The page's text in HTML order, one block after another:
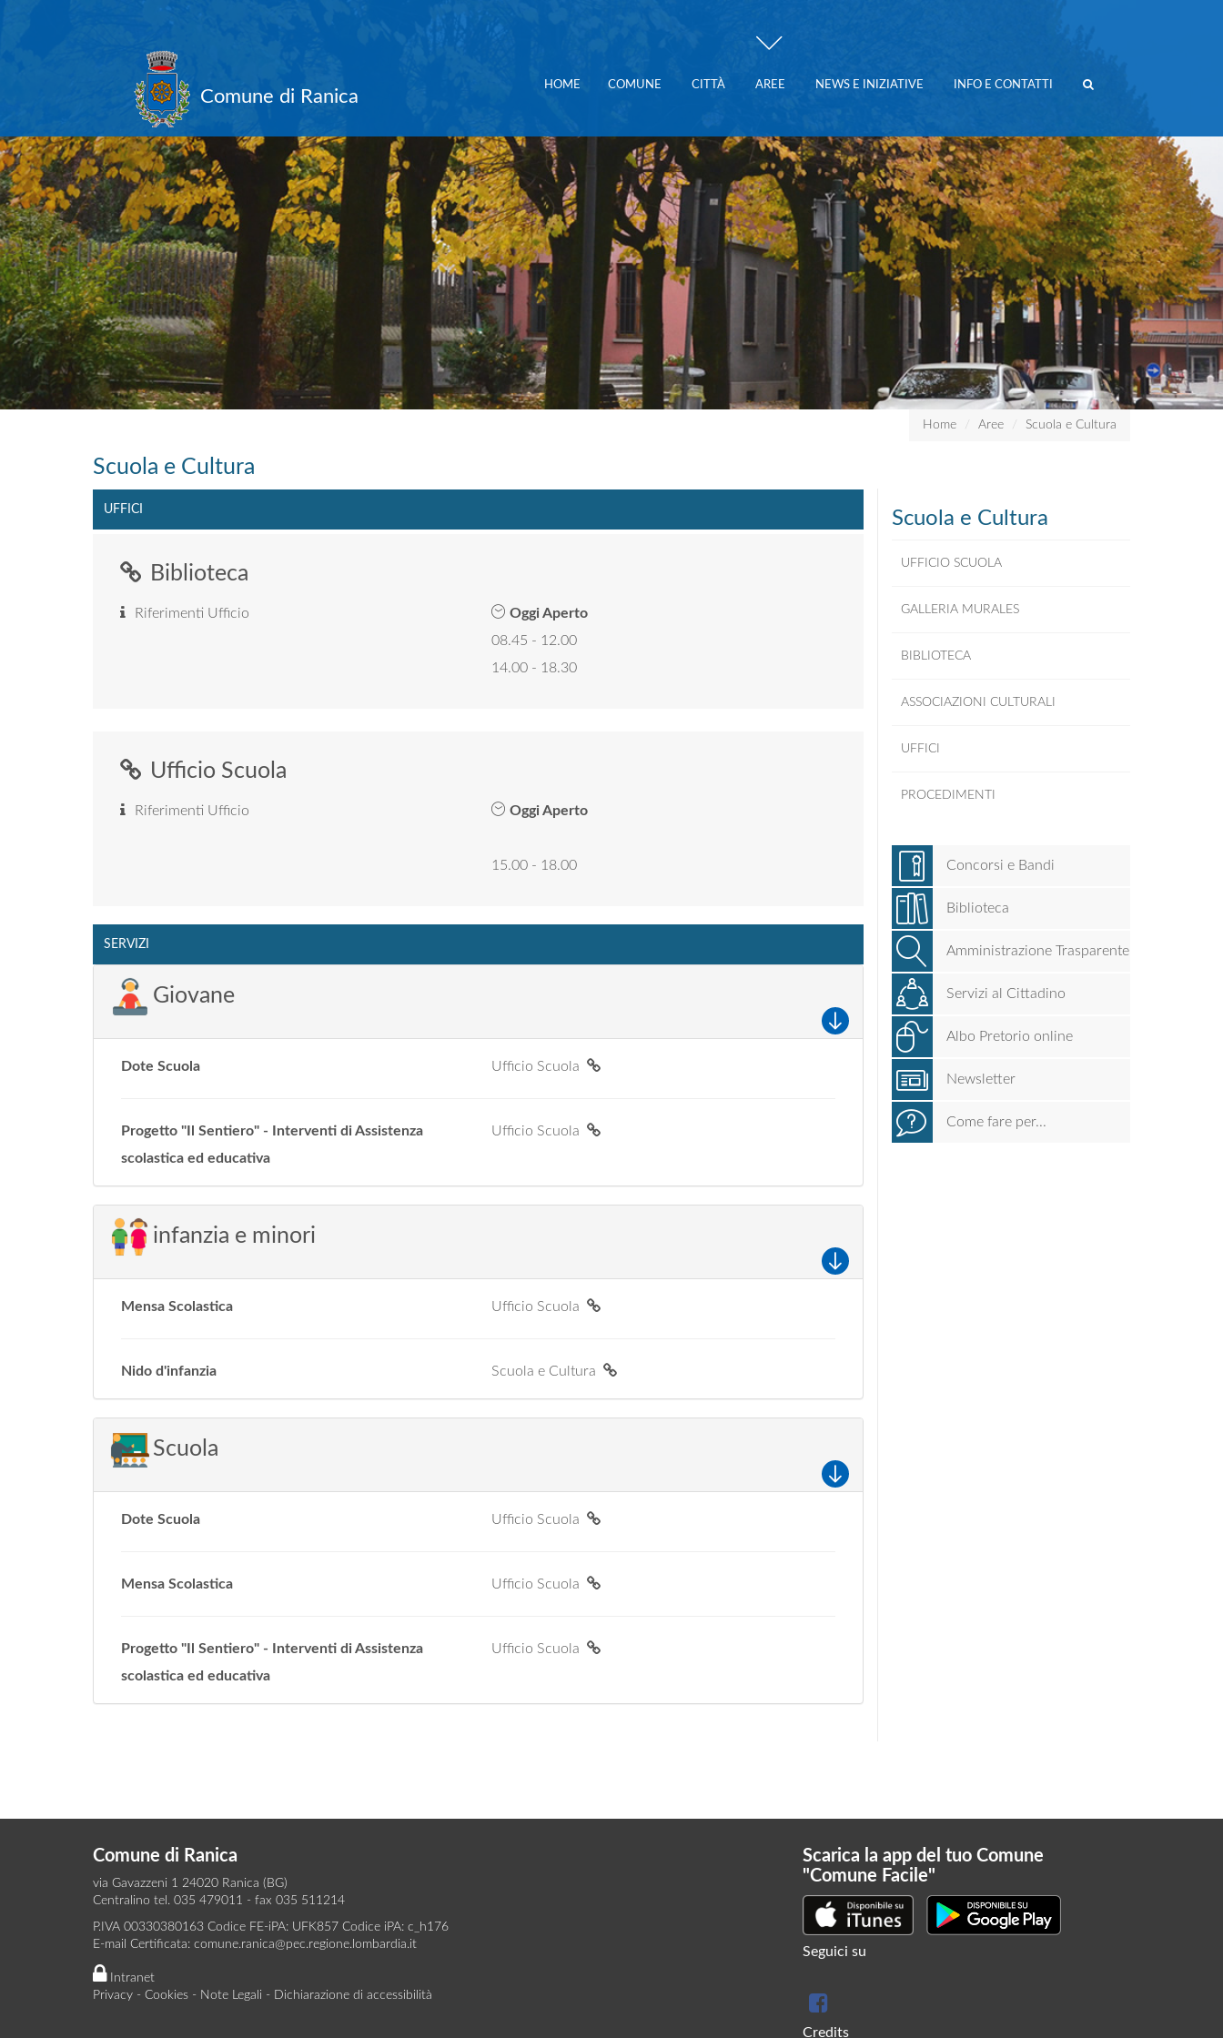
Comune di Ranica
HOME COMUNE CITTÀ AREE NEWS E INIZIATIVE INFO E CONTATTI
Home Aree Scuola e Cultura
Scuola e Cultura
UFFICI
Biblioteca
Riferimenti Ufficio
Oggi Aperto
08.45 - 12.00
14.00 - 18.30
Ufficio Scuola
Riferimenti Ufficio Oggi Aperto
15.00 - 18.00
SERVIZI
Giovane
Dote Scuola Ufficio Scuola
Progetto "Il Sentiero" - Interventi di Assistenza
scolastica ed educativa
Ufficio Scuola
infanzia e minori
Mensa Scolastica Ufficio Scuola
Nido d'infanzia Scuola e Cultura
Scuola
Dote Scuola Ufficio Scuola
Mensa Scolastica Ufficio Scuola
Progetto "Il Sentiero" - Interventi di Assistenza
scolastica ed educativa
Ufficio Scuola
Scuola e Cultura
UFFICIO SCUOLA
GALLERIA MURALES
BIBLIOTECA
ASSOCIAZIONI CULTURALI
UFFICI
PROCEDIMENTI
Concorsi e Bandi
Biblioteca
Amministrazione Trasparente
Servizi al Cittadino
Albo Pretorio online
Newsletter
Come fare per...
Comune di Ranica
via Gavazzeni 1 24020 Ranica (BG)
Centralino tel. 035 479011 - fax 035 511214
P.IVA 00330380163 Codice FE-iPA: UFK857 Codice iPA: c_h176
E-mail Certificata: comune.ranica@pec.regione.lombardia.it
Intranet
Privacy - Cookies - Note Legali - Dichiarazione di accessibilità
Scarica la app del tuo Comune
"Comune Facile"
Seguici su
Credits